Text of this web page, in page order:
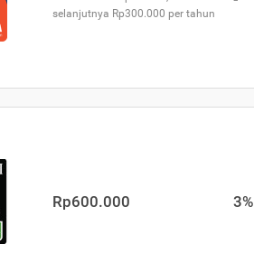
selanjutnya Rp300.000 per tahun
Rp600.000 3%